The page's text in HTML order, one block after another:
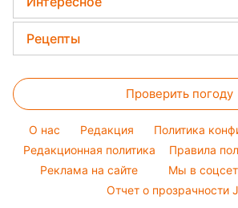
Новости Житомира
Новости Одессы
Новости Харькова
Новости Полтавы
Новости Сум
Новости Черкассы
Новости Ровно
Кейт Миддлтон
Алла Пугачева
Настя Каменских
Виталий Козловский
Потап
София Ротару
Ольга Сумская
Новости моды
Советы от Андре Тана
Женские стрижки
Окрашивание волос
Красивый маникюр
Головоломки
Тесты по картинке
Оптические иллюзии
Народные приметы
Все о шоу-бизнесе
Рецепты
Простые блюда
Легкие десерты
Напитки
Праздничное меню
Проверить погоду
O нас Редакция
Политика
Редакционная политика
Правила
Реклама на сайте
Мы в
Отчет о прозрачности